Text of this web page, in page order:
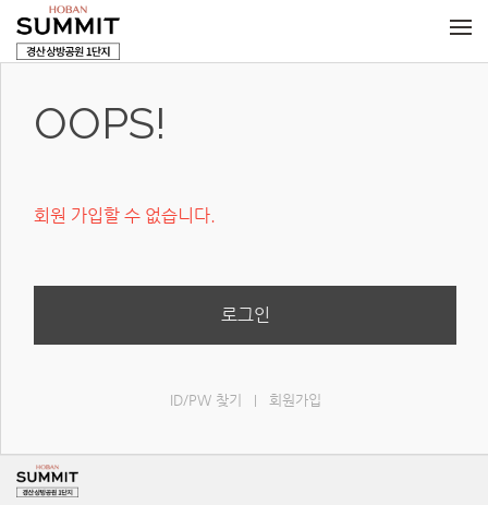
OOPS!
회원 가입할 수 없습니다.
로그인
ID/PW 찾기 | 회원가입